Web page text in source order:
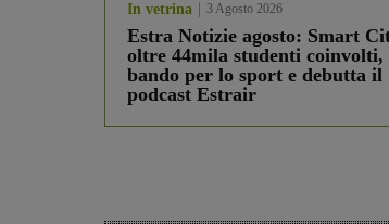
In vetrina 3 Agosto 2026
Estra Notizie agosto: Smart
oltre 44mila studenti
bando per lo sport e debutta il
podcast Estrair